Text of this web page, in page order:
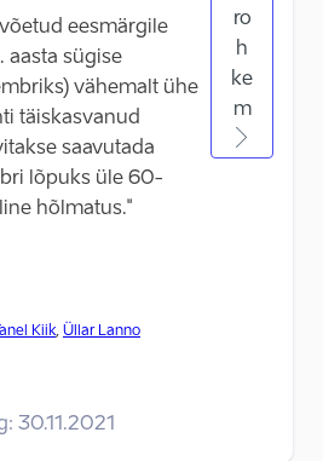
eesmärgile
aasta sügise
vähemalt ühe
täiskasvanud
saavutada
lõpuks üle 60-
hõlmatus."
Tanel Kiik, Üllar Lanno
30.11.2021
ro
h
ke
m